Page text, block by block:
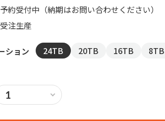
予約受付中（納期はお問い合わせください）
受注生産
24TB 20TB 16TB 8TB